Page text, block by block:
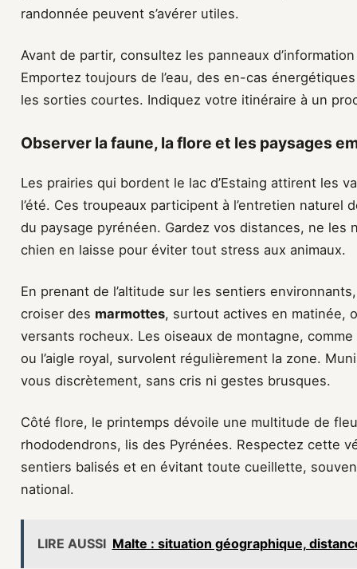
randonnée peuvent s’avérer utiles.
Avant de partir, consultez les panneaux
Emportez toujours de l’eau, des en-cas
les sorties courtes. Indiquez votre itinéraire à un
Observer la faune, la flore et les paysages
Les prairies qui bordent le lac d’Estaing attirent les
l’été. Ces troupeaux participent à l’entretien
du paysage pyrénéen. Gardez vos distances, ne les
chien en laisse pour éviter tout stress aux animaux.
En prenant de l’altitude sur les sentiers
croiser des marmottes, surtout actives en matinée,
versants rocheux. Les oiseaux de montagne,
ou l’aigle royal, survolent régulièrement la zone.
vous discrètement, sans cris ni gestes brusques.
Côté flore, le printemps dévoile une multitude de
rhododendrons, lis des Pyrénées. Respectez cette
sentiers balisés et en évitant toute cueillette,
national.
LIRE AUSSI Malte : situation géographique,